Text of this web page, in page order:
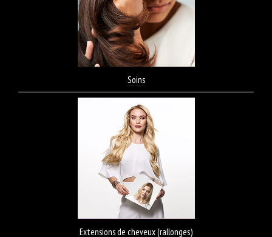
Soins
Extensions de cheveux (rallonges)